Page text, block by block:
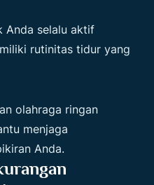
Anda selalu aktif
rutinitas tidur yang
olahraga ringan
menjaga
Anda.